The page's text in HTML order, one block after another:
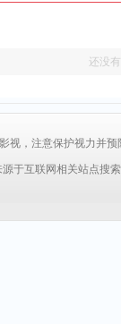
还没
视，注意保护视力并
于互联网相关站点搜